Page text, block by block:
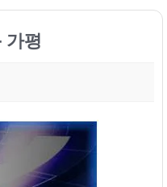
가평